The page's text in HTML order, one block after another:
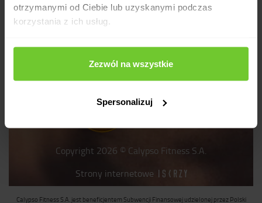
otrzymanymi od Ciebie lub uzyskanymi podczas
korzystania z ich usług.
Zezwól na wszystkie
SpersonalizujKonsumencki
Lider Jakości
Copyright 2026 © Calypso Fitness S.A.
Strony internetowe
Calypso Fitness S.A. jest beneficjentem Subwencji Finansowej udzielonej przez Polski